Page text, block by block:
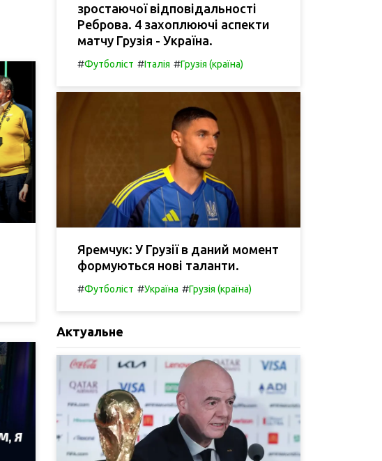
зростаючої відповідальності
Реброва. 4 захоплюючі аспекти
матчу Грузія - Україна.
#Футболіст #Італія #Грузія (країна)
Яремчук: У Грузії в даний момент
формуються нові таланти.
#Футболіст #Україна #Грузія (країна)
Актуальне